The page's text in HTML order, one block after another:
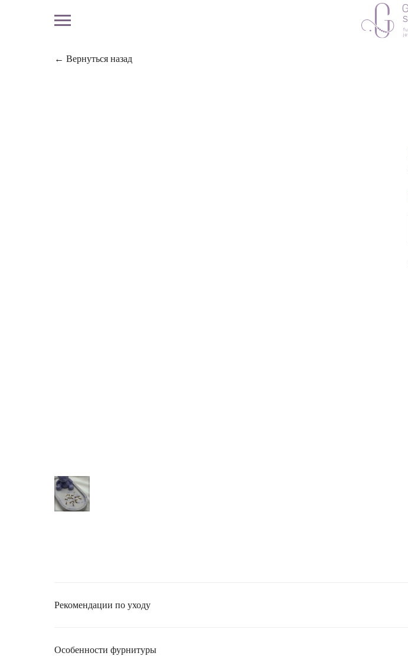
← Вернуться назад
Рекомендации по уходу
Особенности фурнитуры